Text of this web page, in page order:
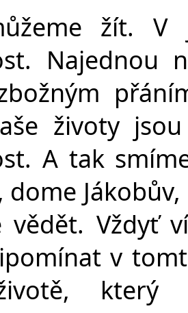
žít. V
Najednou
životy
A tak
dome
vědět. Vždyť
v
který